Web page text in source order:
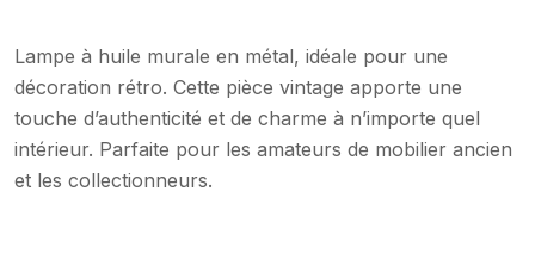
Lampe à huile murale en métal, idéale pour une
décoration rétro. Cette pièce vintage apporte une
touche d’authenticité et de charme à n’importe quel
intérieur. Parfaite pour les amateurs de mobilier ancien
et les collectionneurs.